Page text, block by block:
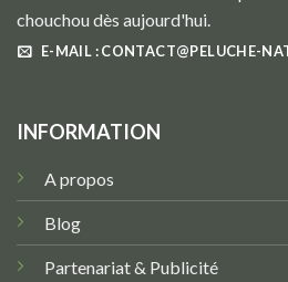
chouchou dès aujourd'hui.
E-MAIL : CONTACT@PELUCHE-
INFORMATION
A propos
Blog
Partenariat & Publicité